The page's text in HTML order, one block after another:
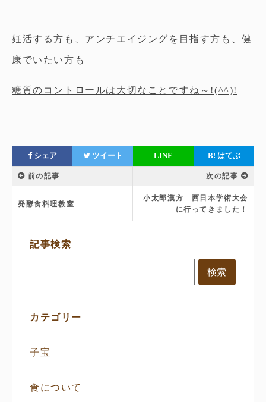
妊活する方も、アンチエイジングを目指す方も、健
康でいたい方も
糖質のコントロールは大切なことですね～!(^^)!
シェア ツイート LINE B! はてぶ
前の記事
発酵食料理教室
次の記事
小太郎漢方 西日本学術大会
に行ってきました！
サ
ニ
記事検索
カテゴリー
子宝
食について